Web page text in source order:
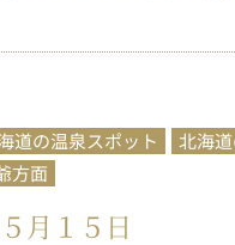
道の温泉スポット
北海
方面
月１５日